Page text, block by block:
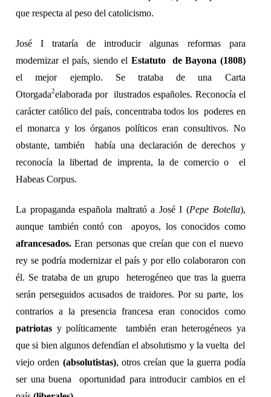
que respecta al peso del catolicismo.
José I trataría de introducir algunas reformas para
modernizar el país, siendo el
Estatuto  de Bayona (1808)
el mejor ejemplo. Se trataba de una Carta
Otorgada2elaborada por  ilustrados españoles. Reconocía el
carácter católico del país, concentraba todos los  poderes en
el monarca y los órganos políticos eran consultivos. No
obstante, también  había una declaración de derechos y
reconocía la libertad de imprenta, la de comercio o  el
Habeas Corpus.
La propaganda española maltrató a José I (Pepe Botella),
aunque también contó con  apoyos, los conocidos como
afrancesados. Eran personas que creían que con el nuevo
rey se podría modernizar el país y por ello colaboraron con
él. Se trataba de un grupo  heterogéneo que tras la guerra
serán perseguidos acusados de traidores. Por su parte, los
contrarios a la presencia francesa eran conocidos como
patriotas y políticamente  también eran heterogéneos ya
que si bien algunos defendían el absolutismo y la vuelta  del
viejo orden (absolutistas), otros creían que la guerra podía
ser una buena  oportunidad para introducir cambios en el